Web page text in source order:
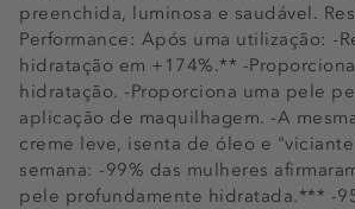
preenchida, luminosa e saudável.
Performance: Após uma utilização: -
hidratação em +174%.** -
hidratação. -Proporciona uma pele
aplicação de maquilhagem. -A
creme leve, isenta de óleo e
semana: -99% das mulheres
pele profundamente hidratada.*** -